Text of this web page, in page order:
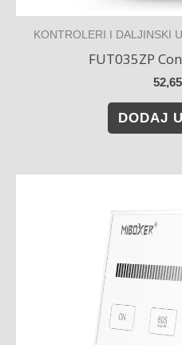
KONTROLERI I DALJINSKI
FUT035ZP
52,65
DODAJ